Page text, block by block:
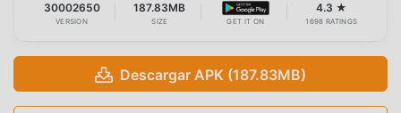
30002650
VERSION
187.83MB
SIZE GET IT ON
4.3 ★
1698 RATINGS
Descargar APK (187.83MB)